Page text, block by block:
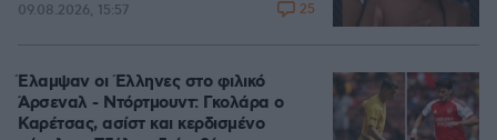
09.08.2026, 15:57 25
Έλαμψαν οι Έλληνες στο φιλικό
Άρσεναλ - Ντόρτμουντ: Γκολάρα ο
Καρέτσας, ασίστ και κερδισμένο